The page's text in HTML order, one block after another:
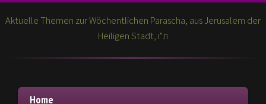
Aktuelle Themen zur Wöchentlichen Parascha, aus Jerusalem der
Heiligen Stadt, ת"ו
Home